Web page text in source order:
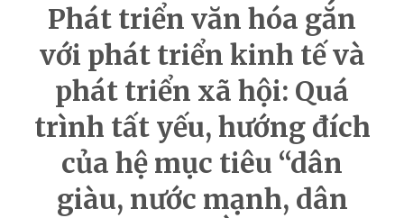
Phát triển văn hóa gắn
với phát triển kinh tế và
phát triển xã hội: Quá
trình tất yếu, hướng đích
của hệ mục tiêu “dân
giàu, nước mạnh, dân